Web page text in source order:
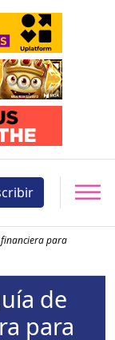
para
de
para